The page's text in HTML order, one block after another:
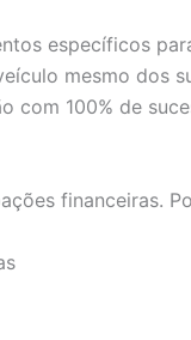
específicos
mesmo dos
com 100% de
financeiras.